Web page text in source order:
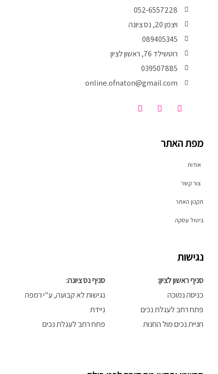
052-6557228
ויצמן 20, נס ציונה
089405345
רוטשילד 76, ראשון לציון
039507885
online.ofnaton@gmail.com
F
a
o
I
n
T
i
מפת האתר
אודות
צור קשר
תקנון האתר
ביטול עסקה
נגישות
סניף ראשון לציון:
כניסה נמוכה
פתח רחב לעגלת נכים
חניית נכים מול החנות
סניף נס ציונה:
נגישות לא קבועה, ע"י רמפה
ניידת
פתח רחב לעגלת נכים